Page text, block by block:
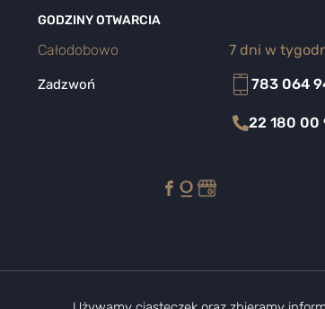
GODZINY OTWARCIA
Całodobowo 7 dni w
Zadzwoń 783 064
22 180 00